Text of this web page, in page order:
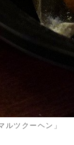
ルツクーヘン」